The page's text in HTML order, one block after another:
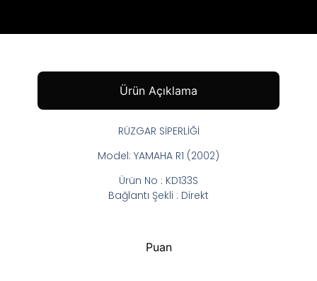
Ürün Açıklama
Puan
RÜZGAR SİPERLİĞİ
Model: YAMAHA R1 (2002)
Ürün No : KD133S
Bağlantı Şekli : Direkt